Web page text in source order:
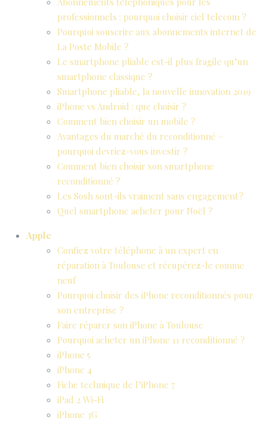
professionnels : pourquoi choisir ciel telecom ?
Pourquoi souscrire aux abonnements internet de
La Poste Mobile ?
Le smartphone pliable est-il plus fragile qu’un
smartphone classique ?
Smartphone pliable, la nouvelle innovation 2019
iPhone vs Android : que choisir ?
Comment bien choisir un mobile ?
Avantages du marché du reconditionné –
pourquoi devriez-vous investir ?
Comment bien choisir son smartphone
reconditionné ?
Les Sosh sont-ils vraiment sans engagement ?
Quel smartphone acheter pour Noël ?
Apple
Confiez votre téléphone à un expert en
réparation à Toulouse et récupérez-le comme
neuf
Pourquoi choisir des iPhone reconditionnés pour
son entreprise ?
Faire réparer son iPhone à Toulouse
Pourquoi acheter un iPhone 11 reconditionné ?
iPhone 5
iPhone 4
Fiche technique de l’iPhone 7
iPad 2 Wi-Fi
iPhone 3G